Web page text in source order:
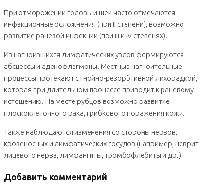
При отморожении головы и шеи часто отмечаются
инфекционные осложнения (при II степени), возможно
развитие раневой инфекции (при III и IV степенях).
Из нагноившихся лимфатических узлов формируются
абсцессы и аденофлегмоны. Местные нагноительные
процессы протекают с гнойно-резорбтивной лихорадкой,
которая при длительном процессе приводит к раневому
истощению. На месте рубцов возможно развитие
плоскоклеточного рака, грибкового поражения кожи.
Также наблюдаются изменения со стороны нервов,
кровеносных и лимфатических сосудов (например, неврит
лицевого нерва, лимфангиты, тромбофлебиты и др.).
Добавить комментарий